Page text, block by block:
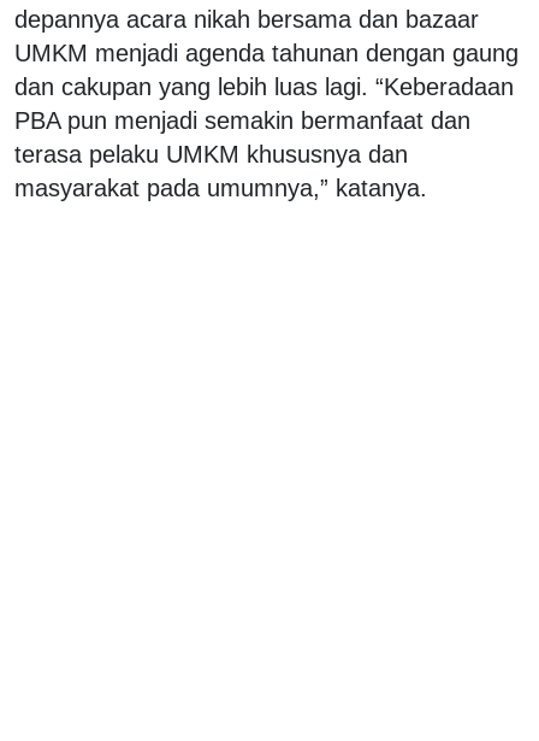
depannya acara nikah bersama dan bazaar
UMKM menjadi agenda tahunan dengan gaung
dan cakupan yang lebih luas lagi. “Keberadaan
PBA pun menjadi semakin bermanfaat dan
terasa pelaku UMKM khususnya dan
masyarakat pada umumnya,” katanya.